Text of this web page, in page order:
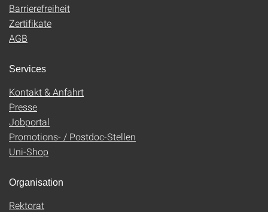
Barrierefreiheit
Zertifikate
AGB
Services
Kontakt & Anfahrt
Presse
Jobportal
Promotions- / Postdoc-Stellen
Uni-Shop
Organisation
Rektorat